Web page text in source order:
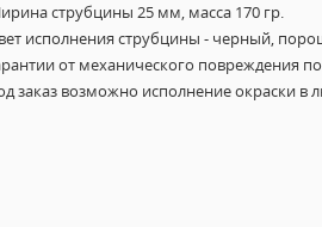
струбцины 25 мм, масса 170 гр.
исполнения струбцины - черный,
от механического повреждения
заказ возможно исполнение окраски в